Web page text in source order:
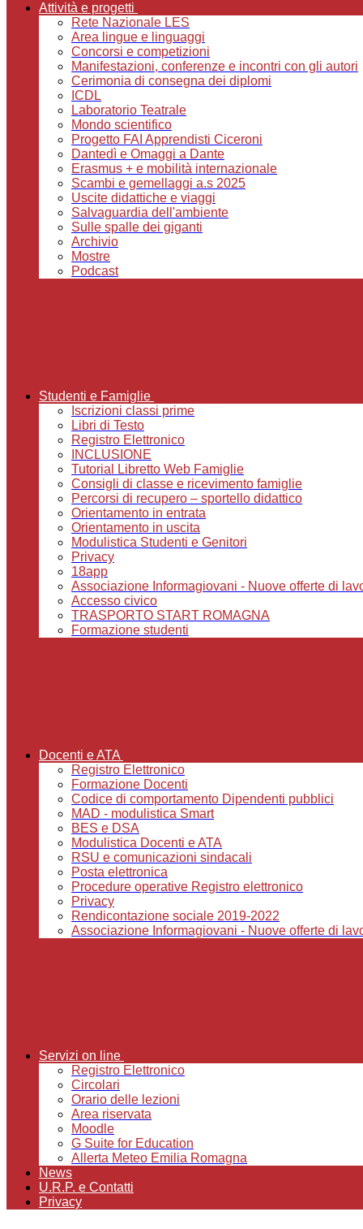
Attività e progetti
Rete Nazionale LES
Area lingue e linguaggi
Concorsi e competizioni
Manifestazioni, conferenze e incontri con gli autori
Cerimonia di consegna dei diplomi
ICDL
Laboratorio Teatrale
Mondo scientifico
Progetto FAI Apprendisti Ciceroni
Dantedì e Omaggi a Dante
Erasmus + e mobilità internazionale
Scambi e gemellaggi a.s 2025
Uscite didattiche e viaggi
Salvaguardia dell'ambiente
Sulle spalle dei giganti
Archivio
Mostre
Podcast
Studenti e Famiglie
Iscrizioni classi prime
Libri di Testo
Registro Elettronico
INCLUSIONE
Tutorial Libretto Web Famiglie
Consigli di classe e ricevimento famiglie
Percorsi di recupero – sportello didattico
Orientamento in entrata
Orientamento in uscita
Modulistica Studenti e Genitori
Privacy
18app
Associazione Informagiovani - Nuove offerte di
Accesso civico
TRASPORTO START ROMAGNA
Formazione studenti
Docenti e ATA
Registro Elettronico
Formazione Docenti
Codice di comportamento Dipendenti pubblici
MAD - modulistica Smart
BES e DSA
Modulistica Docenti e ATA
RSU e comunicazioni sindacali
Posta elettronica
Procedure operative Registro elettronico
Privacy
Rendicontazione sociale 2019-2022
Associazione Informagiovani - Nuove offerte di
Servizi on line
Registro Elettronico
Circolari
Orario delle lezioni
Area riservata
Moodle
G Suite for Education
Allerta Meteo Emilia Romagna
News
U.R.P. e Contatti
Privacy